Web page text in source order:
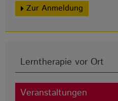
Zur Anmeldung
Lerntherapie vor Ort
Veranstaltungen